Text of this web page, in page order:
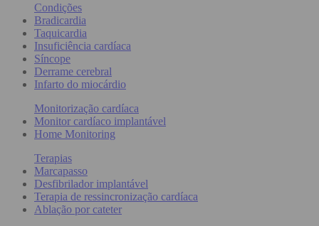
Condições
Bradicardia
Taquicardia
Insuficiência cardíaca
Síncope
Derrame cerebral
Infarto do miocárdio
Monitorização cardíaca
Monitor cardíaco implantável
Home Monitoring
Terapias
Marcapasso
Desfibrilador implantável
Terapia de ressincronização cardíaca
Ablação por cateter